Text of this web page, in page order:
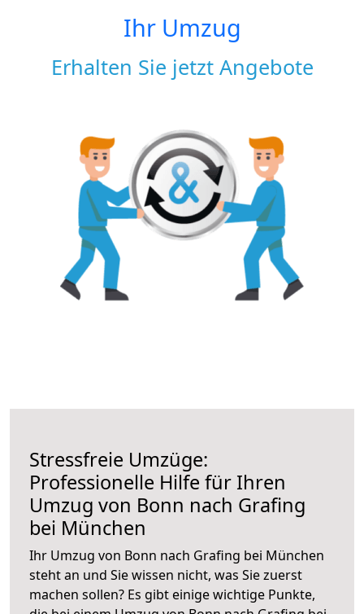
Ihr Umzug
Erhalten Sie jetzt Angebote
Stressfreie Umzüge:
Professionelle Hilfe für Ihren
Umzug von Bonn nach Grafing
bei München
Ihr Umzug von Bonn nach Grafing bei München
steht an und Sie wissen nicht, was Sie zuerst
machen sollen? Es gibt einige wichtige Punkte,